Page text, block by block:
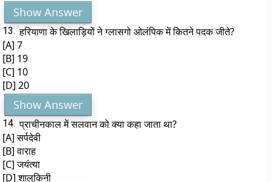
Show Answer
13. हरियाणा के खिलाड़ियों ने ग्लासगो ओलंपिक में कितने पदक जीते?
[A] 7
[B] 19
[C] 10
[D] 20
Show Answer
14. प्राचीनकाल में सलवान को क्या कहा जाता था?
[A] सर्पदेवी
[B] वाराह
[C] जयंत्या
[D] शालुकिनी